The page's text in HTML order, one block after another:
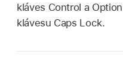
kláves Control a
klávesu Caps Lock.